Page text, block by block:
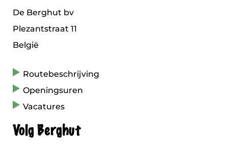
De Berghut bv
Plezantstraat 11
België
Routebeschrijving
Openingsuren
Vacatures
Volg Berghut